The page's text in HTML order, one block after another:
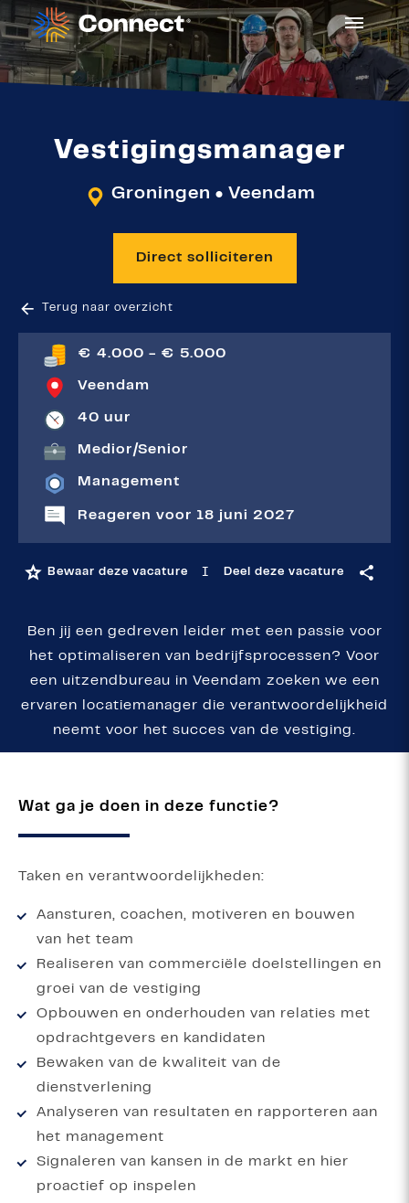
Vestigingsmanager
Groningen ● Veendam
Direct solliciteren
Terug naar overzicht
€ 4.000 - € 5.000
Veendam
40 uur
Medior|Senior
Management
Reageren voor 18 juni 2027
Bewaar deze vacature I Deel deze vacature
Ben jij een gedreven leider met een passie voor
het optimaliseren van bedrijfsprocessen? Voor
een uitzendbureau in Veendam zoeken we een
ervaren locatiemanager die verantwoordelijkheid
neemt voor het succes van de vestiging.
Wat ga je doen in deze functie?
Taken en verantwoordelijkheden:
Aansturen, coachen, motiveren en bouwen
van het team
Realiseren van commerciële doelstellingen en
groei van de vestiging
Opbouwen en onderhouden van relaties met
opdrachtgevers en kandidaten
Bewaken van de kwaliteit van de
dienstverlening
Analyseren van resultaten en rapporteren aan
het management
Signaleren van kansen in de markt en hier
proactief op inspelen